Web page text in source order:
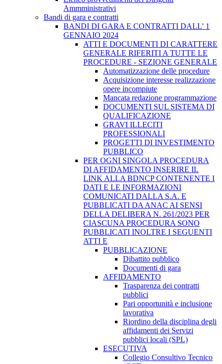
Ammministrativi
Bandi di gara e contratti
BANDI DI GARA E CONTRATTI DALL' 1
GENNAIO 2024
ATTI E DOCUMENTI DI CARATTERE
GENERALE RIFERITI A TUTTE LE
PROCEDURE - SEZIONE GENERALE
Automatizzazione delle procedure
Acquisizione interesse realizzazione
opere incompiute
Mancata redazione programmazione
DOCUMENTI SUL SISTEMA DI
QUALIFICAZIONE
GRAVI ILLECITI
PROFESSIONALI
PROGETTI DI INVESTIMENTO
PUBBLICO
PER OGNI SINGOLA PROCEDURA
DI AFFIDAMENTO INSERIRE IL
LINK ALLA BDNCP CONTENENTE I
DATI E LE INFORMAZIONI
COMUNICATI DALLA S.A. E
PUBBLICATI DA ANAC AI SENSI
DELLA DELIBERA N. 261/2023 PER
CIASCUNA PROCEDURA SONO
PUBBLICATI INOLTRE I SEGUENTI
ATTI E
PUBBLICAZIONE
Dibattito pubblico
Documenti di gara
AFFIDAMENTO
Trasparenza dei contratti
pubblici
Pari opportunità e inclusione
lavorativa
Riordino della disciplina degli
affidamenti dei Servizi
pubblici locali (SPL)
ESECUTIVA
Collegio Consultivo Tecnico